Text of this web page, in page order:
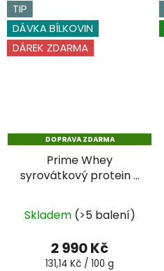
TIP
DÁVKA BÍLKOVIN
DÁREK ZDARMA
DOPRAVA ZDARMA
Prime Whey
syrovátkový protein s
+ Smartshaker®
ZDARMA
Skladem (>5 balení)
2 990 Kč
Měrná
131,14 Kč / 100 g